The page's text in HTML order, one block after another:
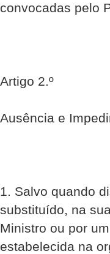
convocadas pelo
Artigo 2.º
Ausência e
1. Salvo quando
substituído, na
Ministro ou por
estabelecida na